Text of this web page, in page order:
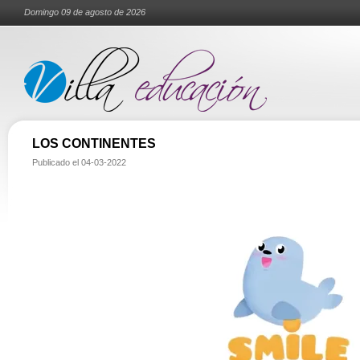
Domingo 09 de agosto de 2026
LOS CONTINENTES
Publicado el 04-03-2022